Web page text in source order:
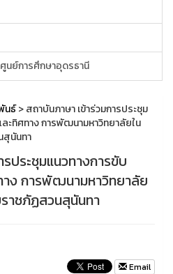
นย์การศึกษาอุดรธานี
นธ์> สถาบันภาษา เข้าร่วมการประชุม
ะทิศทาง การพัฒนามหาวิทยาลัยใน
สุนันทา
ประชุมแนวทางการขับ
าง การพัฒนามหาวิทยาลัย
าชภัฏสวนสุนันทา
Email